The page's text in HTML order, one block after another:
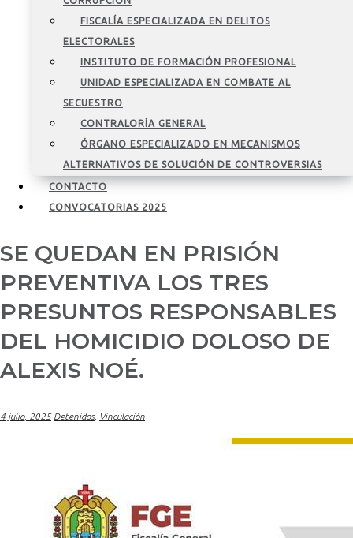
FISCALÍA ESPECIALIZADA EN DELITOS
ELECTORALES
INSTITUTO DE FORMACIÓN PROFESIONAL
UNIDAD ESPECIALIZADA EN COMBATE AL
SECUESTRO
CONTRALORÍA GENERAL
ÓRGANO ESPECIALIZADO EN MECANISMOS
ALTERNATIVOS DE SOLUCIÓN DE CONTROVERSIAS
CONTACTO
CONVOCATORIAS 2025
SE QUEDAN EN PRISIÓN
PREVENTIVA LOS TRES
PRESUNTOS RESPONSABLES
DEL HOMICIDIO DOLOSO DE
ALEXIS NOÉ.
4 julio, 2025 Detenidos, Vinculación